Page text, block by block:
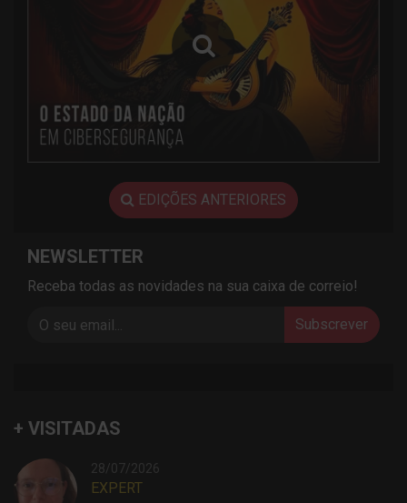
EDIÇÕES ANTERIORES
NEWSLETTER
Receba todas as novidades na sua caixa de correio!
Subscrever
+ VISITADAS
28/07/2026
EXPERT